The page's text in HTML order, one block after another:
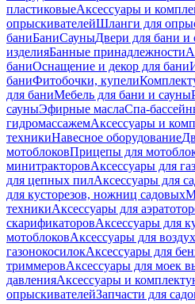
пластиковыеАксессуары и
опрыскивателейШланги для
баниБаниСауныДвери для бани и
изделияБанные принадлежности
баниОснащение и декор для бани
баниФитобочки, купели
для баниМебель для бани и сауны
сауныЭфирные маслаСпа-
гидромассажемАксессуары и
техникиНавесное оборудование
мотоблоковПрицепы для
минитракторовАксессуары для
для цепных пилАксессуары для
для кусторезов, ножниц садовых
техникиАксессуары для
скарификаторовАксессуары для
мотоблоковАксессуары для
газонокосилокАксессуары для
триммеровАксессуары для моек
давленияАксессуары и
опрыскивателейЗапчасти для